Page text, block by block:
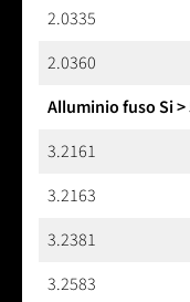
2.0335
2.0360
Alluminio fuso Si >
3.2161
3.2163
3.2381
3.2583